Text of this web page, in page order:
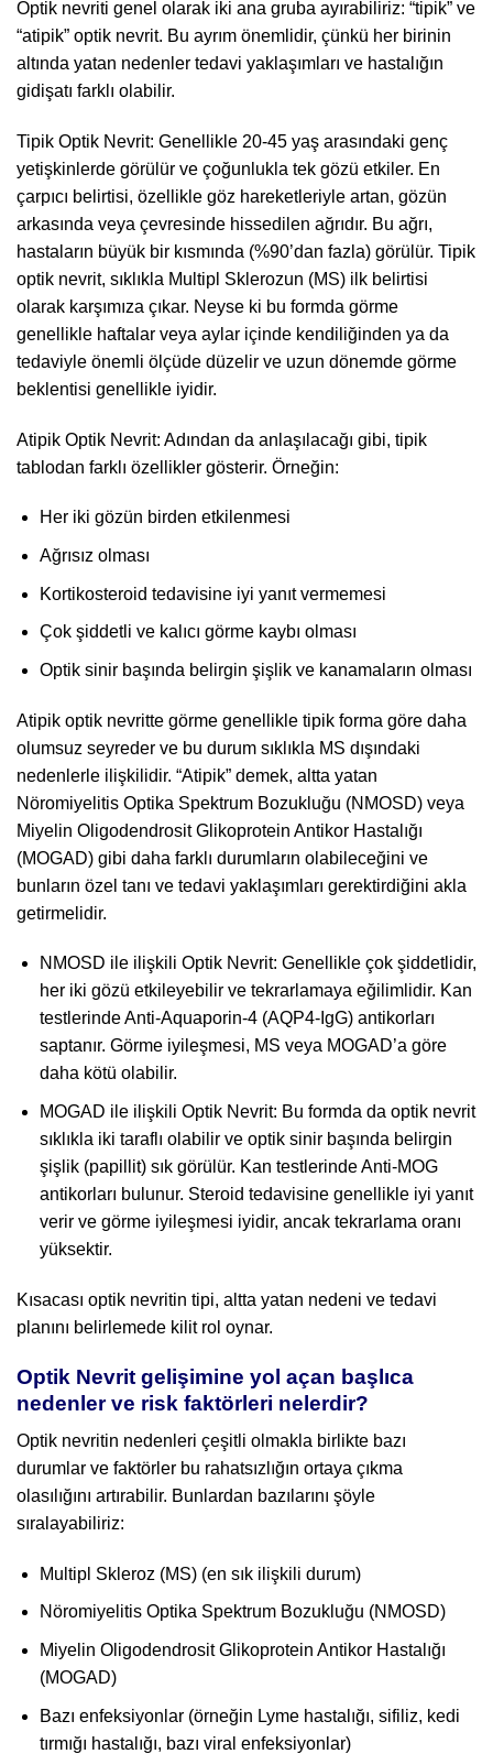
Optik nevriti genel olarak iki ana gruba ayırabiliriz: “tipik” ve
“atipik” optik nevrit. Bu ayrım önemlidir, çünkü her birinin
altında yatan nedenler tedavi yaklaşımları ve hastalığın
gidişatı farklı olabilir.
Tipik Optik Nevrit: Genellikle 20-45 yaş arasındaki genç
yetişkinlerde görülür ve çoğunlukla tek gözü etkiler. En
çarpıcı belirtisi, özellikle göz hareketleriyle artan, gözün
arkasında veya çevresinde hissedilen ağrıdır. Bu ağrı,
hastaların büyük bir kısmında (%90’dan fazla) görülür. Tipik
optik nevrit, sıklıkla Multipl Sklerozun (MS) ilk belirtisi
olarak karşımıza çıkar. Neyse ki bu formda görme
genellikle haftalar veya aylar içinde kendiliğinden ya da
tedaviyle önemli ölçüde düzelir ve uzun dönemde görme
beklentisi genellikle iyidir.
Atipik Optik Nevrit: Adından da anlaşılacağı gibi, tipik
tablodan farklı özellikler gösterir. Örneğin:
Her iki gözün birden etkilenmesi
Ağrısız olması
Kortikosteroid tedavisine iyi yanıt vermemesi
Çok şiddetli ve kalıcı görme kaybı olması
Optik sinir başında belirgin şişlik ve kanamaların olması
Atipik optik nevritte görme genellikle tipik forma göre daha
olumsuz seyreder ve bu durum sıklıkla MS dışındaki
nedenlerle ilişkilidir. “Atipik” demek, altta yatan
Nöromiyelitis Optika Spektrum Bozukluğu (NMOSD) veya
Miyelin Oligodendrosit Glikoprotein Antikor Hastalığı
(MOGAD) gibi daha farklı durumların olabileceğini ve
bunların özel tanı ve tedavi yaklaşımları gerektirdiğini akla
getirmelidir.
NMOSD ile ilişkili Optik Nevrit: Genellikle çok şiddetlidir,
her iki gözü etkileyebilir ve tekrarlamaya eğilimlidir. Kan
testlerinde Anti-Aquaporin-4 (AQP4-IgG) antikorları
saptanır. Görme iyileşmesi, MS veya MOGAD’a göre
daha kötü olabilir.
MOGAD ile ilişkili Optik Nevrit: Bu formda da optik nevrit
sıklıkla iki taraflı olabilir ve optik sinir başında belirgin
şişlik (papillit) sık görülür. Kan testlerinde Anti-MOG
antikorları bulunur. Steroid tedavisine genellikle iyi yanıt
verir ve görme iyileşmesi iyidir, ancak tekrarlama oranı
yüksektir.
Kısacası optik nevritin tipi, altta yatan nedeni ve tedavi
planını belirlemede kilit rol oynar.
Optik Nevrit gelişimine yol açan başlıca
nedenler ve risk faktörleri nelerdir?
Optik nevritin nedenleri çeşitli olmakla birlikte bazı
durumlar ve faktörler bu rahatsızlığın ortaya çıkma
olasılığını artırabilir. Bunlardan bazılarını şöyle
sıralayabiliriz:
Multipl Skleroz (MS) (en sık ilişkili durum)
Nöromiyelitis Optika Spektrum Bozukluğu (NMOSD)
Miyelin Oligodendrosit Glikoprotein Antikor Hastalığı
(MOGAD)
Bazı enfeksiyonlar (örneğin Lyme hastalığı, sifiliz, kedi
tırmığı hastalığı, bazı viral enfeksiyonlar)